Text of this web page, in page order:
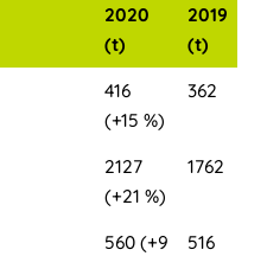
2020
(t)
2019
(t)
416
(+15 %)
362
2127
(+21 %)
1762
560 (+9
516